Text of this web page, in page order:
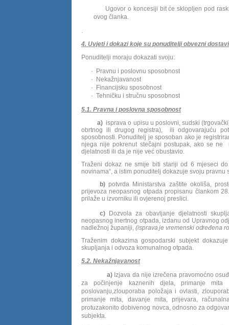
Ugovor o koncesiji bit će sklopljen pod
ovog članka.
.
4. Uvjeti i dokazi koje su ponuditelji obvezni
Ponuditelji moraju dokazati svoju:
·
Pravnu i poslovnu sposobnost
·
Nekažnjavanost
·
Financijsku sposobnost
· Tehničku i stručnu sposobnost
5.1. Pravna i poslovna sposobnost
a) isprava o upisu u poslovni, sudski
obrtnog ili drugog registra), ili odgovarajuću
sposobnosti. Ponuditelj je sposoban ako je
njega nije pokrenut stečajni postupak, ako se
djelatnosti ili da je nije već obustavio.
Traženi dokaz ne smije biti stariji od 6 mjeseci
novinama“, a istim ponuditelj dokazuje svoju pravnu
b)potvrda Ministarstva zaštite okoliša,
prijevoza neopasnog otpada propisanu člankom
prilaže u izvorniku ili ovjerenoj preslici.
c) Dozvola za obavljanje djelatnosti
neopasnog inertnog otpada, izdanu od Upravnog
nadležnoj županiji, (isprava je vremenski određena
Traženim dokazima gospodarski subjekt
skupljanja i odvoza komunalnog otpada.
5.2. Nekažnjavanost
a) Izjava da nije izrečena pravomoćno
za počinjenje kaznenih djela, primanje mita
poslovanju,zlouporaba položaja i ovlasti,
primanje mita, davanje mita, prijevara,
protuzakonito dobivenog novca, odnosno za
subjekta.